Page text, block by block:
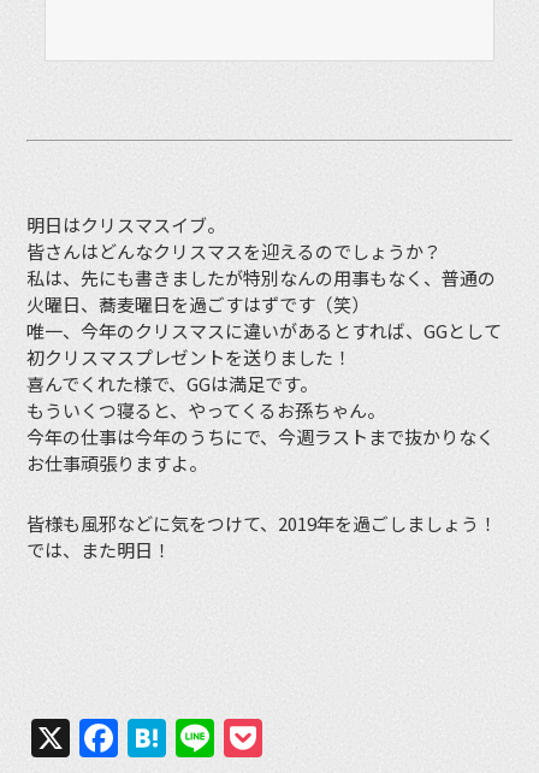
明日はクリスマスイブ。
皆さんはどんなクリスマスを迎えるのでしょうか？
私は、先にも書きましたが特別なんの用事もなく、普通の
火曜日、蕎麦曜日を過ごすはずです（笑）
唯一、今年のクリスマスに違いがあるとすれば、GGとして
初クリスマスプレゼントを送りました！
喜んでくれた様で、GGは満足です。
もういくつ寝ると、やってくるお孫ちゃん。
今年の仕事は今年のうちにで、今週ラストまで抜かりなく
お仕事頑張りますよ。
皆様も風邪などに気をつけて、2019年を過ごしましょう！
では、また明日！
X Facebook
Hatena
Line